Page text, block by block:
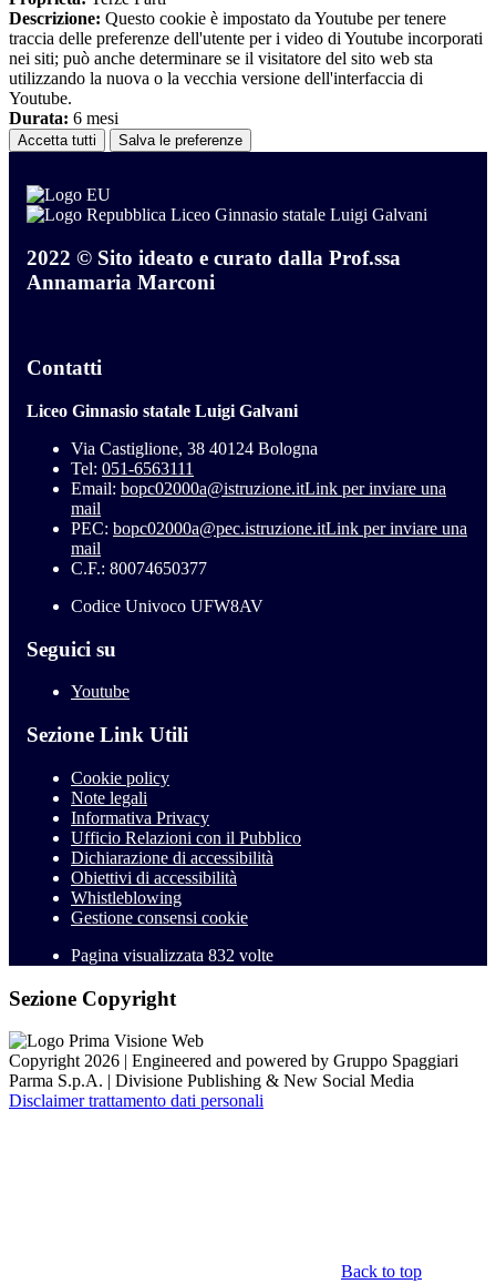
Descrizione: Questo cookie è impostato da Youtube per tenere
traccia delle preferenze dell'utente per i video di Youtube incorporati
nei siti; può anche determinare se il visitatore del sito web sta
utilizzando la nuova o la vecchia versione dell'interfaccia di
Youtube.
Durata: 6 mesi
Accetta tutti Salva le preferenze
Liceo Ginnasio statale Luigi Galvani
2022 © Sito ideato e curato dalla Prof.ssa
Annamaria Marconi
Contatti
Liceo Ginnasio statale Luigi Galvani
Via Castiglione, 38 40124 Bologna
Tel: 051-6563111
Email: bopc02000a@istruzione.itLink per inviare una
mail
PEC: bopc02000a@pec.istruzione.itLink per inviare una
mail
C.F.: 80074650377
Codice Univoco UFW8AV
Seguici su
Youtube
Sezione Link Utili
Cookie policy
Note legali
Informativa Privacy
Ufficio Relazioni con il Pubblico
Dichiarazione di accessibilità
Obiettivi di accessibilità
Whistleblowing
Gestione consensi cookie
Pagina visualizzata 832 volte
Sezione Copyright
Copyright 2026 | Engineered and powered by Gruppo Spaggiari
Parma S.p.A. | Divisione Publishing & New Social Media
Disclaimer trattamento dati personali
Back to top